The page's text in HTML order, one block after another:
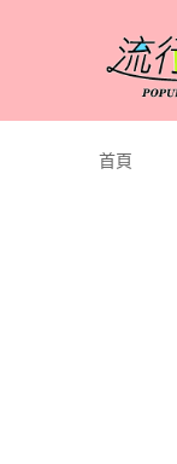
首頁